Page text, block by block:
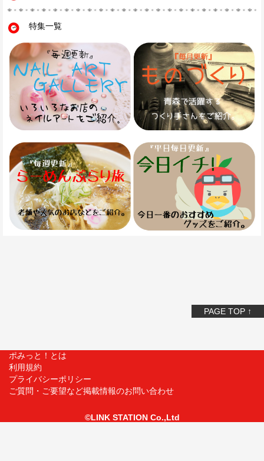
特集一覧
PAGE TOP ↑
ポみっと！とは
利用規約
プライバシーポリシー
ご質問・ご要望など掲載情報のお問い合わせ
©LINK STATION Co.,Ltd